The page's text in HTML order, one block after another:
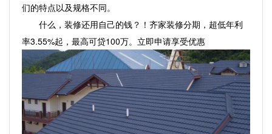
们的特点以及规格不同。
什么，装修还用自己的钱？！齐家装修分期，超低年利
率3.55%起，最高可贷100万。立即申请享受优惠